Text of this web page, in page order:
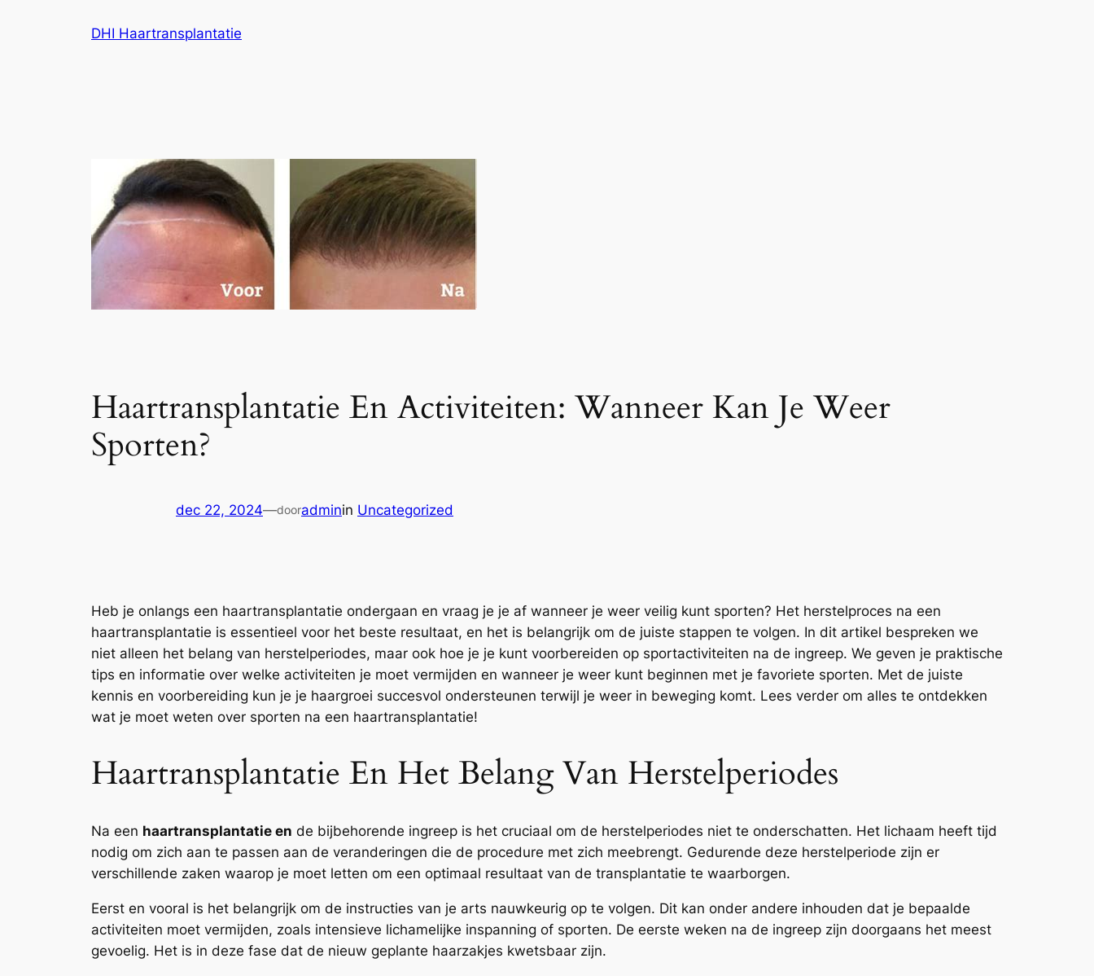
DHI Haartransplantatie
Haartransplantatie En Activiteiten: Wanneer Kan Je Weer
Sporten?
dec 22, 2024—dooradminin Uncategorized
Heb je onlangs een haartransplantatie ondergaan en vraag je je af wanneer je weer veilig kunt sporten? Het herstelproces na een
haartransplantatie is essentieel voor het beste resultaat, en het is belangrijk om de juiste stappen te volgen. In dit artikel bespreken we
niet alleen het belang van herstelperiodes, maar ook hoe je je kunt voorbereiden op sportactiviteiten na de ingreep. We geven je praktische
tips en informatie over welke activiteiten je moet vermijden en wanneer je weer kunt beginnen met je favoriete sporten. Met de juiste
kennis en voorbereiding kun je je haargroei succesvol ondersteunen terwijl je weer in beweging komt. Lees verder om alles te ontdekken
wat je moet weten over sporten na een haartransplantatie!
Haartransplantatie En Het Belang Van Herstelperiodes
Na een haartransplantatie en de bijbehorende ingreep is het cruciaal om de herstelperiodes niet te onderschatten. Het lichaam heeft tijd
nodig om zich aan te passen aan de veranderingen die de procedure met zich meebrengt. Gedurende deze herstelperiode zijn er
verschillende zaken waarop je moet letten om een optimaal resultaat van de transplantatie te waarborgen.
Eerst en vooral is het belangrijk om de instructies van je arts nauwkeurig op te volgen. Dit kan onder andere inhouden dat je bepaalde
activiteiten moet vermijden, zoals intensieve lichamelijke inspanning of sporten. De eerste weken na de ingreep zijn doorgaans het meest
gevoelig. Het is in deze fase dat de nieuw geplante haarzakjes kwetsbaar zijn.